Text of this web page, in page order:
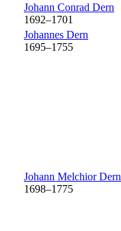
Johann Conrad Dern
1692–1701
Johannes Dern
1695–1755
Johann MelchiorDern
1698–1775